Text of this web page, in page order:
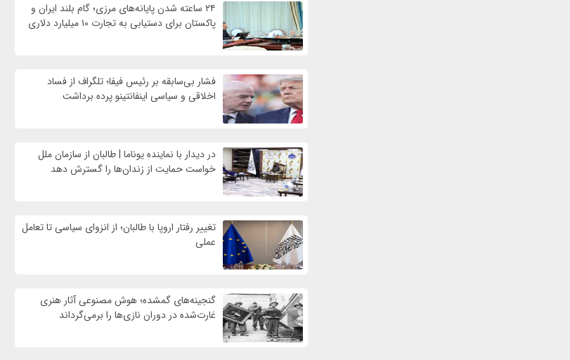
۲۴ ساعته شدن پایانه‌های مرزی؛ گام بلند ایران و
پاکستان برای دستیابی به تجارت ۱۰ میلیارد دلاری
فشار بی‌سابقه بر رئیس فیفا؛ تلگراف از فساد
اخلاقی و سیاسی اینفانتینو پرده برداشت
در دیدار با نماینده یوناما | طالبان از سازمان ملل
خواست حمایت از زندان‌ها را گسترش دهد
تغییر رفتار اروپا با طالبان؛ از انزوای سیاسی تا تعامل
عملی
گنجینه‌های گمشده؛ هوش مصنوعی آثار هنری
غارت‌شده در دوران نازی‌ها را برمی‌گرداند